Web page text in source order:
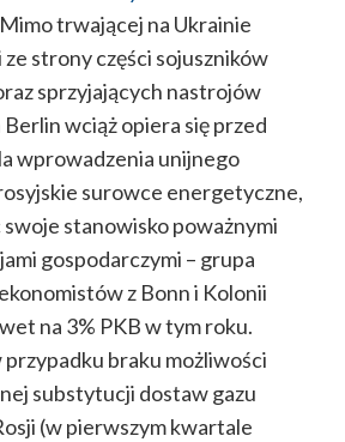
trwającej na Ukrainie
strony części sojuszników
sprzyjających nastrojów
Berlin wciąż opiera się przed
wprowadzenia unijnego
surowce energetyczne,
swoje stanowisko poważnymi
gospodarczymi – grupa
z Bonn i Kolonii
na 3% PKB w tym roku.
przypadku braku możliwości
substytucji dostaw gazu
(w pierwszym kwartale